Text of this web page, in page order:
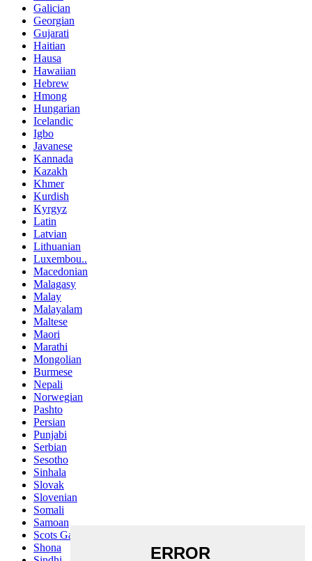
Galician
Georgian
Gujarati
Haitian
Hausa
Hawaiian
Hebrew
Hmong
Hungarian
Icelandic
Igbo
Javanese
Kannada
Kazakh
Khmer
Kurdish
Kyrgyz
Latin
Latvian
Lithuanian
Luxembou..
Macedonian
Malagasy
Malay
Malayalam
Maltese
Maori
Marathi
Mongolian
Burmese
Nepali
Norwegian
Pashto
Persian
Punjabi
Serbian
Sesotho
Sinhala
Slovak
Slovenian
Somali
Samoan
Scots Gaelic
Shona